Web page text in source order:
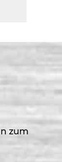
zum